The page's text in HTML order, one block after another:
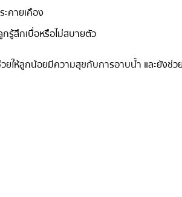
ะคายเคือง
รู้สึกเบื่อหรือไม่สบายตัว
ช่วยให้ลูกน้อยมีความสุขกับการอาบน้ำ และยัง